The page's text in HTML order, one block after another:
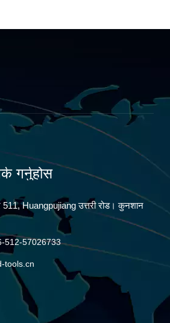
गर्नुहोस
511, Huangpujiang उत्तरी रोड। कुनशान
512-57026733
tools.cn